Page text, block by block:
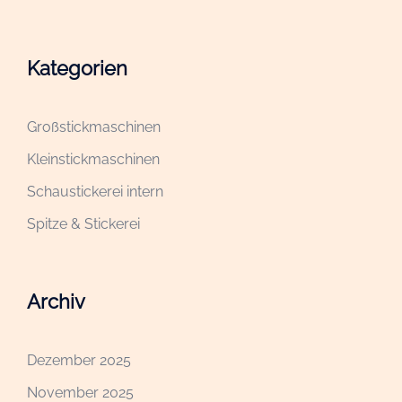
Kategorien
Großstickmaschinen
Kleinstickmaschinen
Schaustickerei intern
Spitze & Stickerei
Archiv
Dezember 2025
November 2025